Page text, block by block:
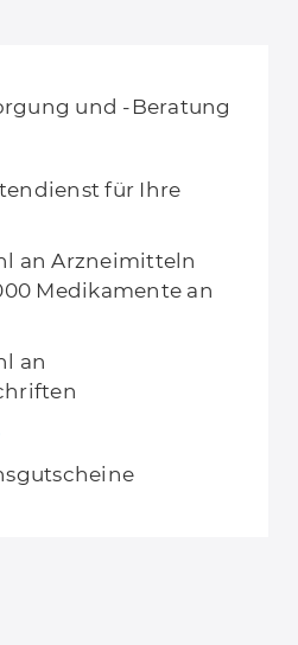
und -Beratung
für Ihre
an Arzneimitteln
Medikamente an
an